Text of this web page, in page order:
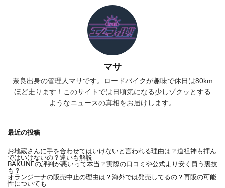
マサ
奈良出身の管理人マサです。ロードバイクが趣味で休日は80km
ほど走ります！このサイトでは日頃気になる少しゾクッとする
ようなニュースの真相をお届けします。
最近の投稿
お地蔵さんに手を合わせてはいけないと言われる理由は？道祖神も拝ん
ではいけないの？違いも解説
BAKUNEの評判が悪いって本当？実際の口コミや公式より安く買う裏技
も？
オランジーナの販売中止の理由は？海外では発売してるの？再販の可能
性についても